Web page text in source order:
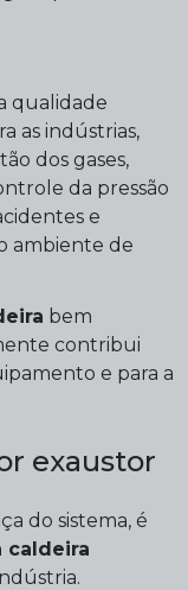
qualidade
as indústrias,
dos gases,
da pressão
e
ambiente de
bem
contribui
e para a
exaustor
do sistema, é
caldeira